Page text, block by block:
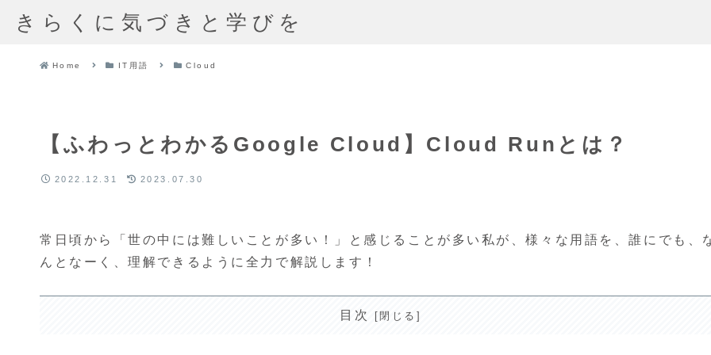
きらくに気づきと学びを
Home IT用語 Cloud
【ふわっとわかるGoogle Cloud】Cloud Runとは？
2022.12.31 2023.07.30
常日頃から「世の中には難しいことが多い！」と感じることが多い私が、様々な用語を、誰にでも、
んとなーく、理解できるように全力で解説します！
目次